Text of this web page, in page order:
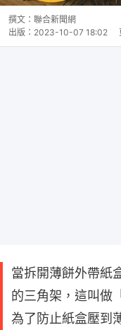
撰文： 聯合新聞網
出版： 2023-10-07 18:02
當拆開薄餅外帶紙
的三角架，這叫做
為了防止紙盒壓到